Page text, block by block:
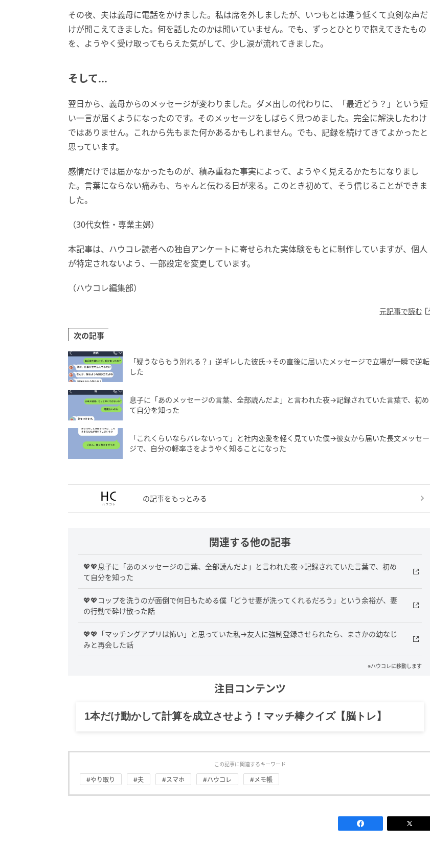
その夜、夫は義母に電話をかけました。私は席を外しましたが、いつもとは違う低くて真剣な声だ
けが聞こえてきました。何を話したのかは聞いていません。でも、ずっとひとりで抱えてきたもの
を、ようやく受け取ってもらえた気がして、少し涙が流れてきました。
そして...
翌日から、義母からのメッセージが変わりました。ダメ出しの代わりに、「最近どう？」という短
い一言が届くようになったのです。そのメッセージをしばらく見つめました。完全に解決したわけ
ではありません。これから先もまた何かあるかもしれません。でも、記録を続けてきてよかったと
思っています。
感情だけでは届かなかったものが、積み重ねた事実によって、ようやく見えるかたちになりまし
た。言葉にならない痛みも、ちゃんと伝わる日が来る。このとき初めて、そう信じることができま
した。
（30代女性・専業主婦）
本記事は、ハウコレ読者への独自アンケートに寄せられた実体験をもとに制作していますが、個人
が特定されないよう、一部設定を変更しています。
（ハウコレ編集部）
元記事で読む
次の記事
「疑うならもう別れる？」逆ギレした彼氏→その直後に届いたメッセージで立場が一瞬で逆転
した
息子に「あのメッセージの言葉、全部読んだよ」と言われた夜→記録されていた言葉で、初め
て自分を知った
「これくらいならバレないって」と社内恋愛を軽く見ていた僕→彼女から届いた長文メッセー
ジで、自分の軽率さをようやく知ることになった
の記事をもっとみる
関連する他の記事
💖💖息子に「あのメッセージの言葉、全部読んだよ」と言われた夜→記録されていた言葉で、初め
て自分を知った
💖💖コップを洗うのが面倒で何日もためる僕「どうせ妻が洗ってくれるだろう」という余裕が、妻
の行動で砕け散った話
💖💖「マッチングアプリは怖い」と思っていた私→友人に強制登録させられたら、まさかの幼なじ
みと再会した話
※ハウコレに移動します
注目コンテンツ
グルメ、ギャグ、子育て、旅行記……全部、読めます。
この記事に関連するキーワード
#やり取り #夫 #スマホ #ハウコレ #メモ帳